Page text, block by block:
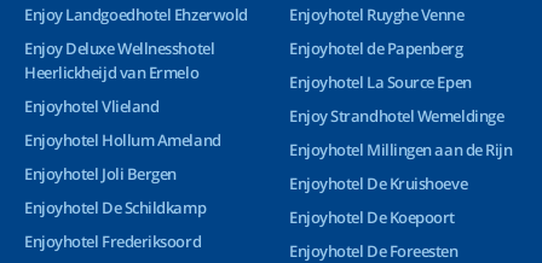
Enjoy Landgoedhotel Ehzerwold
Enjoy Deluxe Wellnesshotel
Heerlickheijd van Ermelo
Enjoyhotel Vlieland
Enjoyhotel Hollum Ameland
Enjoyhotel Joli Bergen
Enjoyhotel De Schildkamp
Enjoyhotel Frederiksoord
Enjoyhotel Ruyghe Venne
Enjoyhotel de Papenberg
Enjoyhotel La Source Epen
Enjoy Strandhotel Wemeldinge
Enjoyhotel Millingen aan de Rijn
Enjoyhotel De Kruishoeve
Enjoyhotel De Koepoort
Enjoyhotel De Foreesten